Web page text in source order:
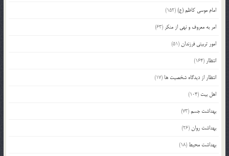
امام موسی کاظم (ع)(152)
امر به معروف و نهی از منکر (63)
امور تربیتی فرزندان(51)
انتظار (164)
انتظار از دیدگاه شخصیت ها (17)
اهل بیت (104)
بهداشت جسم(73)
بهداشت روان(26)
بهداشت محیط (18)